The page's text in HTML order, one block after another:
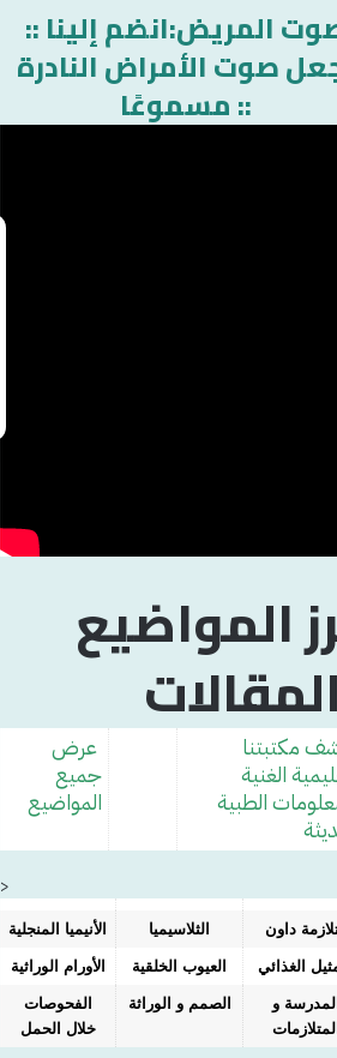
:: صوت المريض:انضم إلينا
صوت الأمراض النادرة
مسموعًا ::
المواضيع
عرض
جميع
المواضيع
مكتبتنا
الغنية
الطبية
>
الأنيميا المنجلية الثلاسيميا داون
الأورام الوراثية العيوب الخلقية الغذائي
الفحوصات
خلال الحمل
الصمم و الوراثة
المدرسة و
المتلازمات